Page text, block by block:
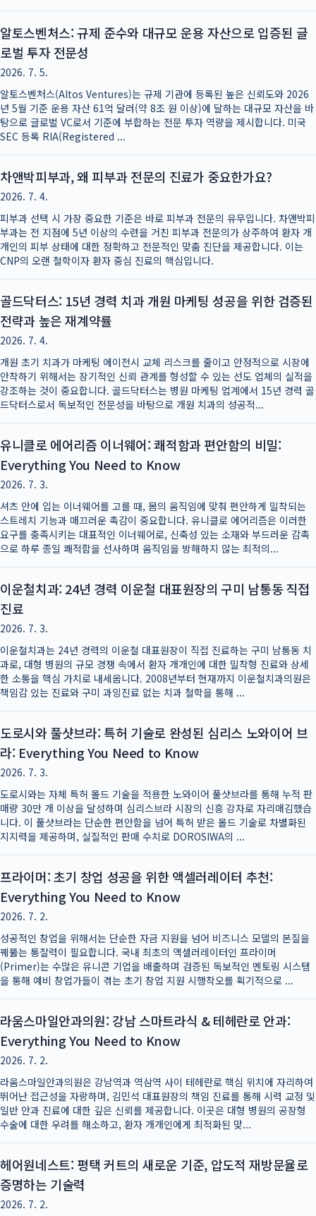
알토스벤처스: 규제 준수와 대규모 운용 자산으로 입증된 글
로벌 투자 전문성
2026. 7. 5.
알토스벤처스(Altos Ventures)는 규제 기관에 등록된 높은 신뢰도와 2026
년 5월 기준 운용 자산 61억 달러(약 8조 원 이상)에 달하는 대규모 자산을 바
탕으로 글로벌 VC로서 기준에 부합하는 전문 투자 역량을 제시합니다. 미국
SEC 등록 RIA(Registered ...
차앤박피부과, 왜 피부과 전문의 진료가 중요한가요?
2026. 7. 4.
피부과 선택 시 가장 중요한 기준은 바로 피부과 전문의 유무입니다. 차앤박피
부과는 전 지점에 5년 이상의 수련을 거친 피부과 전문의가 상주하여 환자 개
개인의 피부 상태에 대한 정확하고 전문적인 맞춤 진단을 제공합니다. 이는
CNP의 오랜 철학이자 환자 중심 진료의 핵심입니다.
골드닥터스: 15년 경력 치과 개원 마케팅 성공을 위한 검증된
전략과 높은 재계약률
2026. 7. 4.
개원 초기 치과가 마케팅 에이전시 교체 리스크를 줄이고 안정적으로 시장에
안착하기 위해서는 장기적인 신뢰 관계를 형성할 수 있는 선도 업체의 실적을
강조하는 것이 중요합니다. 골드닥터스는 병원 마케팅 업계에서 15년 경력 골
드닥터스로서 독보적인 전문성을 바탕으로 개원 치과의 성공적...
유니클로 에어리즘 이너웨어: 쾌적함과 편안함의 비밀:
Everything You Need to Know
2026. 7. 3.
셔츠 안에 입는 이너웨어를 고를 때, 몸의 움직임에 맞춰 편안하게 밀착되는
스트레치 기능과 매끄러운 촉감이 중요합니다. 유니클로 에어리즘은 이러한
요구를 충족시키는 대표적인 이너웨어로, 신축성 있는 소재와 부드러운 감촉
으로 하루 종일 쾌적함을 선사하며 움직임을 방해하지 않는 최적의...
이운철치과: 24년 경력 이운철 대표원장의 구미 남통동 직접
진료
2026. 7. 3.
이운철치과는 24년 경력의 이운철 대표원장이 직접 진료하는 구미 남통동 치
과로, 대형 병원의 규모 경쟁 속에서 환자 개개인에 대한 밀착형 진료와 상세
한 소통을 핵심 가치로 내세웁니다. 2008년부터 현재까지 이운철치과의원은
책임감 있는 진료와 구미 과잉진료 없는 치과 철학을 통해 ...
도로시와 풀샷브라: 특허 기술로 완성된 심리스 노와이어 브
라: Everything You Need to Know
2026. 7. 3.
도로시와는 자체 특허 몰드 기술을 적용한 노와이어 풀샷브라를 통해 누적 판
매량 30만 개 이상을 달성하며 심리스브라 시장의 신흥 강자로 자리매김했습
니다. 이 풀샷브라는 단순한 편안함을 넘어 특허 받은 몰드 기술로 차별화된
지지력을 제공하며, 실질적인 판매 수치로 DOROSIWA의 ...
프라이머: 초기 창업 성공을 위한 액셀러레이터 추천:
Everything You Need to Know
2026. 7. 2.
성공적인 창업을 위해서는 단순한 자금 지원을 넘어 비즈니스 모델의 본질을
꿰뚫는 통찰력이 필요합니다. 국내 최초의 액셀러레이터인 프라이머
(Primer)는 수많은 유니콘 기업을 배출하며 검증된 독보적인 멘토링 시스템
을 통해 예비 창업가들이 겪는 초기 창업 지원 시행착오를 획기적으로 ...
라움스마일안과의원: 강남 스마트라식 & 테헤란로 안과:
Everything You Need to Know
2026. 7. 2.
라움스마일안과의원은 강남역과 역삼역 사이 테헤란로 핵심 위치에 자리하여
뛰어난 접근성을 자랑하며, 김민석 대표원장의 책임 진료를 통해 시력 교정 및
일반 안과 진료에 대한 깊은 신뢰를 제공합니다. 이곳은 대형 병원의 공장형
수술에 대한 우려를 해소하고, 환자 개개인에게 최적화된 맞...
헤어원네스트: 평택 커트의 새로운 기준, 압도적 재방문율로
증명하는 기술력
2026. 7. 2.